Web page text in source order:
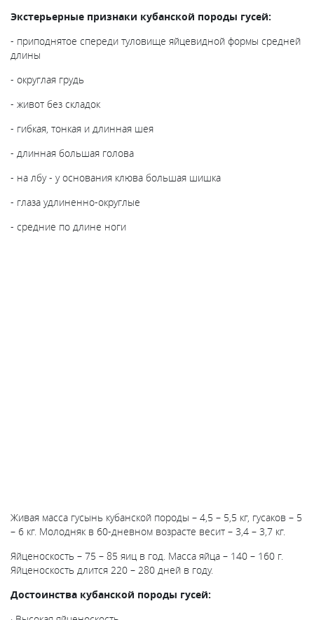
Экстерьерные признаки кубанской породы гусей:
- приподнятое спереди туловище яйцевидной формы средней
длины
- округлая грудь
- живот без складок
- гибкая, тонкая и длинная шея
- длинная большая голова
- на лбу - у основания клюва большая шишка
- глаза удлиненно-округлые
- средние по длине ноги
Живая масса гусынь кубанской породы – 4,5 – 5,5 кг, гусаков – 5
– 6 кг. Молодняк в 60-дневном возрасте весит – 3,4 – 3,7 кг.
Яйценоскость – 75 – 85 яиц в год. Масса яйца – 140 – 160 г.
Яйценоскость длится 220 – 280 дней в году.
Достоинства кубанской породы гусей: